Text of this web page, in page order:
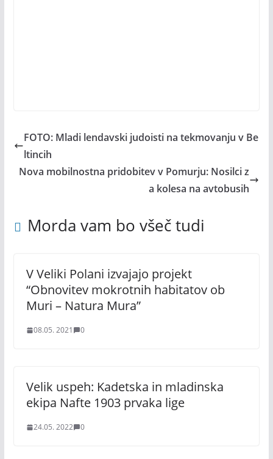
FOTO: Mladi lendavski judoisti na tekmovanju v Be
ltincih
Nova mobilnostna pridobitev v Pomurju: Nosilci z
a kolesa na avtobusih
Morda vam bo všeč tudi
V Veliki Polani izvajajo projekt
“Obnovitev mokrotnih habitatov ob
Muri – Natura Mura”
08.05. 2021 0
Velik uspeh: Kadetska in mladinska
ekipa Nafte 1903 prvaka lige
24.05. 2022 0